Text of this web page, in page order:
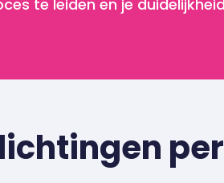
te leiden en je